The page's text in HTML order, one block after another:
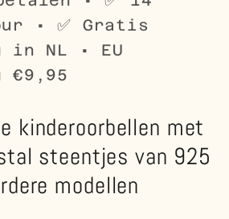
• ✅ Gratis
in NL • EU
€9,95
kinderoorbellen met
steentjes van 925
modellen